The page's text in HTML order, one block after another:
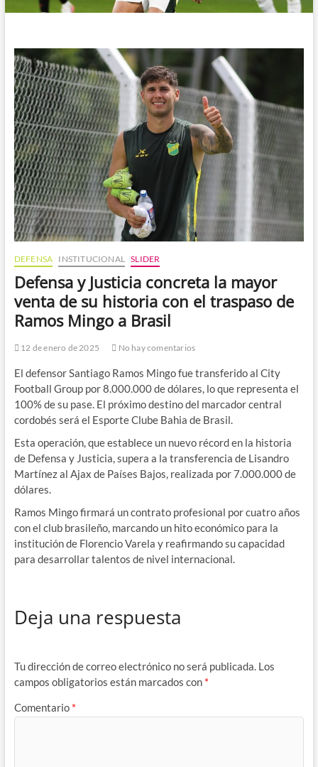
DEFENSA INSTITUCIONAL SLIDER
Defensa y Justicia concreta la mayor
venta de su historia con el traspaso de
Ramos Mingo a Brasil
12 de enero de 2025 No hay comentarios
El defensor Santiago Ramos Mingo fue transferido al City
Football Group por 8.000.000 de dólares, lo que representa el
100% de su pase. El próximo destino del marcador central
cordobés será el Esporte Clube Bahia de Brasil.
Esta operación, que establece un nuevo récord en la historia
de Defensa y Justicia, supera a la transferencia de Lisandro
Martínez al Ajax de Países Bajos, realizada por 7.000.000 de
dólares.
Ramos Mingo firmará un contrato profesional por cuatro años
con el club brasileño, marcando un hito económico para la
institución de Florencio Varela y reafirmando su capacidad
para desarrollar talentos de nivel internacional.
Deja una respuesta
Tu dirección de correo electrónico no será publicada. Los
campos obligatorios están marcados con *
Comentario *